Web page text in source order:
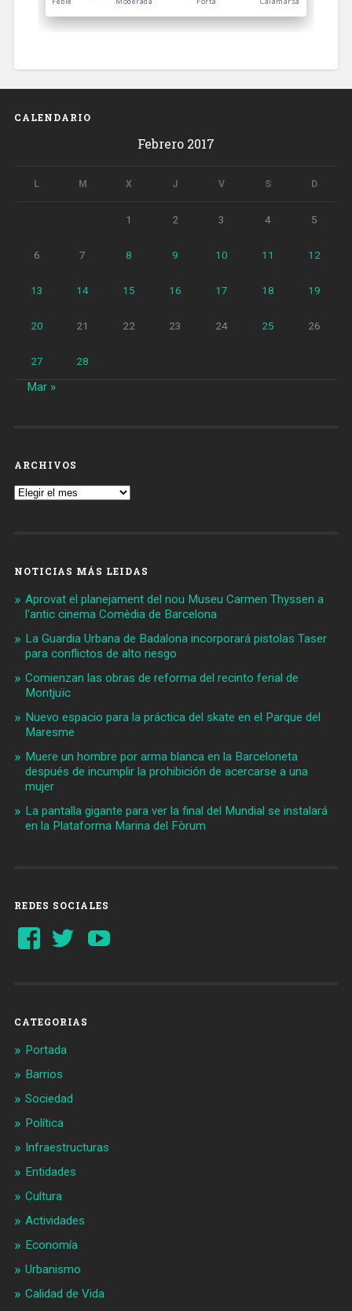
CALENDARIO
Febrero 2017
L M X J V S D
1 2 3 4 5
6 7 8 9 10 11 12
13 14 15 16 17 18 19
20 21 22 23 24 25 26
27 28
Mar »
ARCHIVOS
Archivos
NOTICIAS MÁS LEIDAS
Aprovat el planejament del nou Museu Carmen Thyssen a
l'antic cinema Comèdia de Barcelona
La Guardia Urbana de Badalona incorporará pistolas Taser
para conflictos de alto riesgo
Comienzan las obras de reforma del recinto ferial de
Montjuïc
Nuevo espacio para la práctica del skate en el Parque del
Maresme
Muere un hombre por arma blanca en la Barceloneta
después de incumplir la prohibición de acercarse a una
mujer
La pantalla gigante para ver la final del Mundial se instalará
en la Plataforma Marina del Fòrum
REDES SOCIALES
Ver
perfil
Ver
perfil
CATEGORIAS
Portada
Barrios
Sociedad
Política
Infraestructuras
Entidades
Cultura
Actividades
Economía
Urbanismo
Calidad de Vida